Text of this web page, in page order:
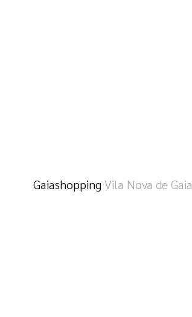
GaiashoppingVila Nova de Gaia